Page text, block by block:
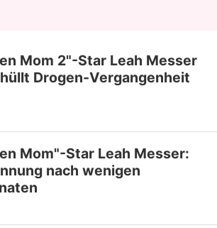
Mom 2"-Star Leah Messer
Drogen-Vergangenheit
Mom"-Star Leah Messer:
nach wenigen